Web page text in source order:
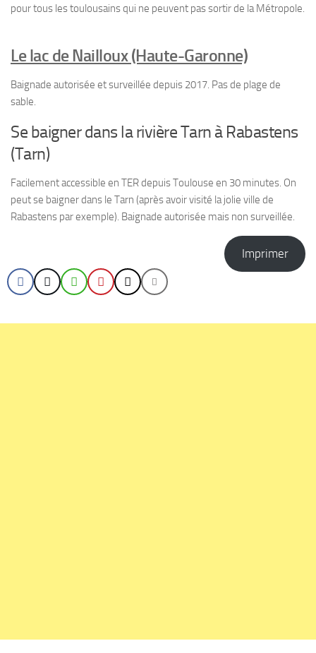
pour tous les toulousains qui ne peuvent pas sortir de la Métropole.
Le lac de Nailloux (Haute-Garonne)
Baignade autorisée et surveillée depuis 2017. Pas de plage de
sable.
Se baigner dans la rivière Tarn à Rabastens
(Tarn)
Facilement accessible en TER depuis Toulouse en 30 minutes. On
peut se baigner dans le Tarn (après avoir visité la jolie ville de
Rabastens par exemple). Baignade autorisée mais non surveillée.
Imprimer